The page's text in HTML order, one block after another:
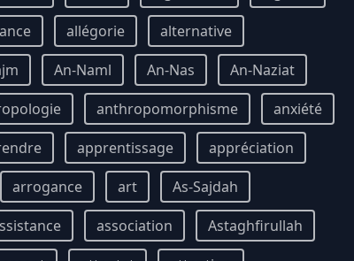
allégorie
alternative
An-Naml An-Nas
An-Naziat
anthropomorphisme
anxiété
apprentissage
appréciation
arrogance art
As-Sajdah
association
Astaghfirullah